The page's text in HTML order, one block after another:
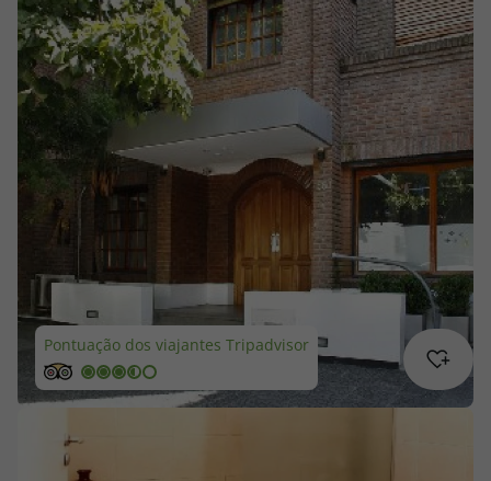
Escapadinhas
Cruzeiros
Promoções
Especialistas
Cheque Viagem
Rede de Lojas
Blog TopViagens
Área de Cliente
Pontuação dos viajantes Tripadvisor